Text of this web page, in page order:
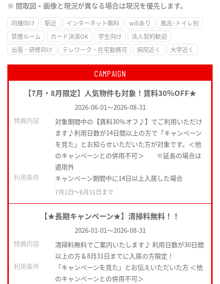
※ 間取図・画像と現況が異なる場合は現況を優先します。
同棲向け 駅近 インターネット無料 wifiあり
風呂･トイレ別
禁煙ルーム
カード決済OK 学生向け
法人契約歓迎
出張・研修向け
テレワーク・在宅勤務可 病院近く 大学近く
CAMPAIGN
【7月・8月限定】人気物件も対象！賃料30％OFF★
2026-06-01～2026-08-31
特典内容
対象期間中の【賃料30％オフ♪】でご利用いただけ
ます♪利用日数が14日間以上の方で「キャンペーン
を見た」とお知らせいただいた方が対象です。＜他
のキャンペーンとの併用不可＞ ※延長の場合は
適用外
利用条件
キャンペーン期間中に14日以上入居した場合
7月1日〜8月31日まで
【★長期キャンペーン★】清掃料無料！！
2026-01-01～2026-08-31
特典内容
清掃料無料でご案内いたします♪ 利用日数が30日間
以上の方＆8月31日までに入居の方限定！
利用条件
「キャンペーンを見た」とお伝えいただいた方 ＜他
のキャンペーンとの併用不可＞